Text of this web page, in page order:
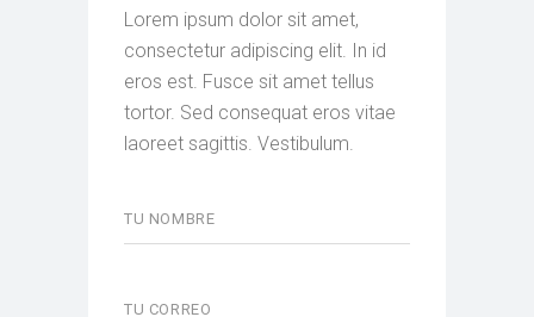
Lorem ipsum dolor sit amet,
consectetur adipiscing elit. In id
eros est. Fusce sit amet tellus
tortor. Sed consequat eros vitae
laoreet sagittis. Vestibulum.